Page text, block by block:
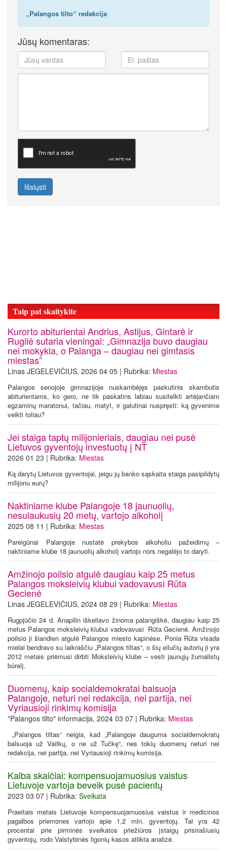
„Palangos tilto“ redakcija
Jūsų komentaras:
Išsiųsti
Taip pat skaitykite
Kurorto abiturientai Andrius, Astijus, Gintarė ir
Rugilė sutaria vieningai: „Gimnazija buvo daugiau
nei mokykla, o Palanga – daugiau nei gimtasis
miestas”
Linas JEGELEVIČIUS, 2026 04 05 | Rubrika: Miestas
Palangos senojoje gimnazijoje nuskambėjęs paskutinis skambutis
abiturientams, ko gero, ne tik paskatins labiau susitelkti artėjančiam
egzaminų maratonui, tačiau, matyt, ir galutinai nuspręsti: ką gyvenime
veikti toliau?
Jei staiga taptų milijonieriais, daugiau nei pusė
Lietuvos gyventojų investuotų į NT
2026 01 23 | Rubrika: Miestas
Ką darytų Lietuvos gyventojai, jeigu jų banko sąskaita staiga pasipildytų
milijonu eurų?
Naktiniame klube Palangoje 18 jaunuolių,
nesulaukusių 20 metų, vartojo alkoholį
2025 08 11 | Rubrika: Miestas
Pareigūnai Palangoje nustatė prekybos alkoholiu pažeidimų –
naktiniame klube 18 jaunuolių alkoholį vartojo nors negalėjo to daryti.
Amžinojo poilsio atgulė daugiau kaip 25 metus
Palangos moksleivių klubui vadovavusi Rūta
Gecienė
Linas JEGELEVIČIUS, 2024 08 29 | Rubrika: Miestas
Rugpjūčio 24 d. Anapilin iškeliavo žinoma palangiškė, daugiau kaip 25
metus Palangos moksleivių klubui vadovavusi Rūta Gecienė. Amžinojo
poilsio ji šiandien atgulė Palangos miesto kapinėse. Ponia Rūta visada
mielai bendravo su laikraščiu „Palangos tiltas“, o šių eilučių autorių ji yra
2012 metais priėmusi dirbti Moksleivių klube – vesti jaunųjų žurnalistų
būrelį.
Duomenų, kaip socialdemokratai balsuoja
Palangoje, neturi nei redakcija, nei partija, nei
Vyriausioji rinkimų komisija
"Palangos tilto" informacija, 2024 03 07 | Rubrika: Miestas
„Palangos tiltas“ neigia, kad „Palangoje dauguma socialdemokratų
balsuoja už Vaitkų, o ne už Tučkę“, nes tokių duomenų neturi nei
redakcija, nei partija, nei Vyriausioji rinkimų komisija.
Kalba skaičiai: kompensuojamuosius vaistus
Lietuvoje vartoja beveik pusė pacientų
2023 03 07 | Rubrika: Sveikata
Praeitais metais Lietuvoje kompensuojamuosius vaistus ir medicinos
pagalbos priemones vartojo apie 1,2 mln. gyventojų. Tai yra 42
procentai prie pirminės sveikatos priežiūros įstaigų prisirašiusių
gyventojų, rodo Valstybinės ligonių kasos atlikta analizė.